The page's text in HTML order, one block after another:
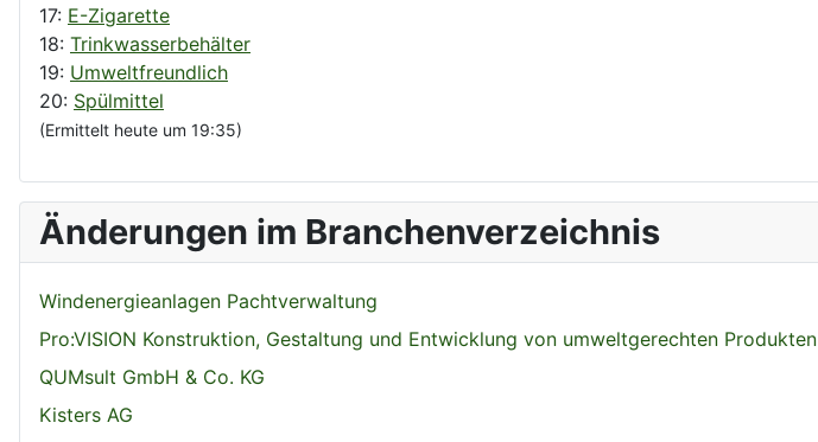
17: E-Zigarette
18: Trinkwasserbehälter
19: Umweltfreundlich
20: Spülmittel
(Ermittelt heute um 19:35)
Änderungen im Branchenverzeichnis
Windenergieanlagen Pachtverwaltung
Pro:VISION Konstruktion, Gestaltung und Entwicklung von umweltgerechten Produkten
QUMsult GmbH & Co. KG
Kisters AG